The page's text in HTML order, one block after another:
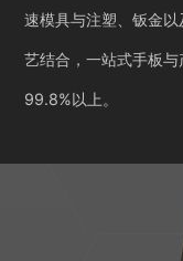
速模具与注塑、钣金
艺结合，一站式手板
99.8%以上。